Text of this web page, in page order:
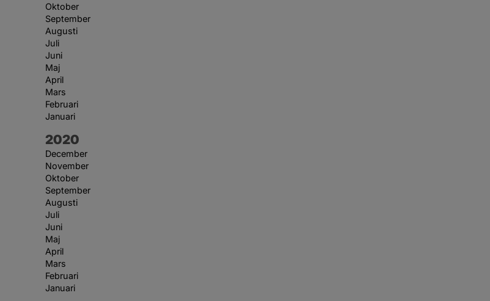
Oktober
September
Augusti
Juli
Juni
Maj
April
Mars
Februari
Januari
År:
2020
December
November
Oktober
September
Augusti
Juli
Juni
Maj
April
Mars
Februari
Januari